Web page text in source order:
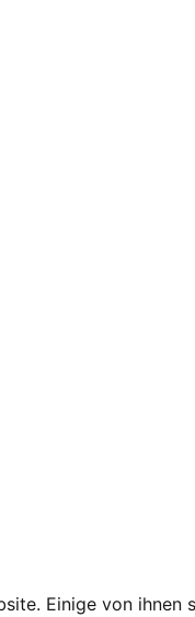
Einige von